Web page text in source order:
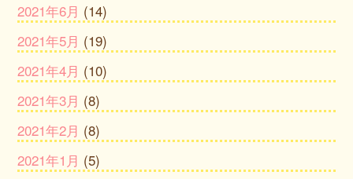
2021年6月 (14)
2021年5月 (19)
2021年4月 (10)
2021年3月 (8)
2021年2月 (8)
2021年1月 (5)